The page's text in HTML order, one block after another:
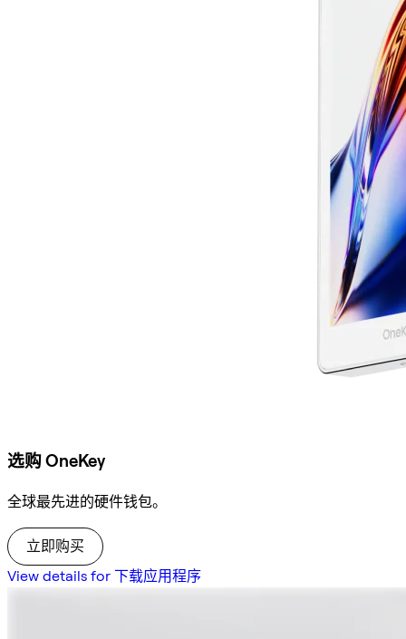
选购 OneKey
全球最先进的硬件钱包。
立即购买
View details for 下载应用程序